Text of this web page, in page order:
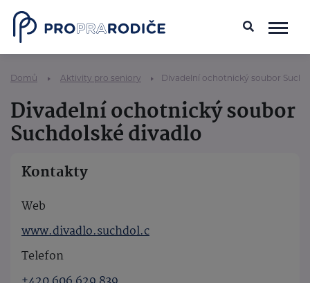
Domů Aktivity pro seniory Divadelní ochotnický soubor
Divadelní ochotnický soubor
Suchdolské divadlo
Kontakty
Web
www.divadlo.suchdol.c
Telefon